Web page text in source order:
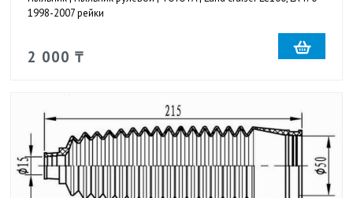
1998-2007 рейки
2 000 ₸